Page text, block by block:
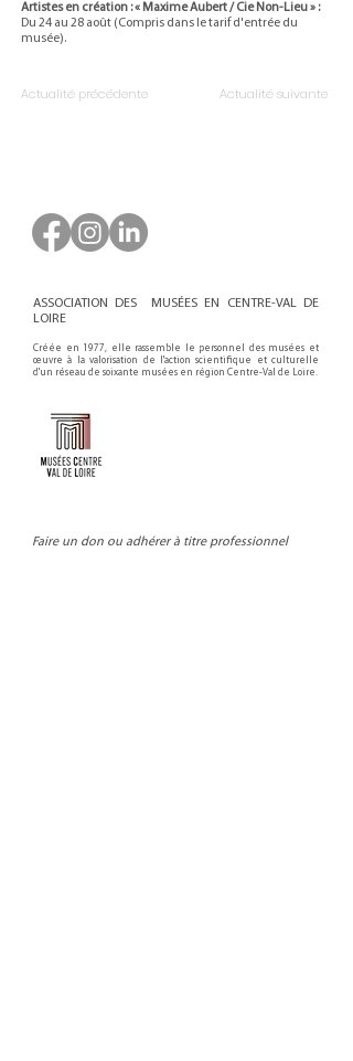
Artistes en création : « Maxime Aubert / Cie Non-Lieu » :
Du 24 au 28 août (Compris dans le tarif d'entrée du
musée).
Actualité précédente Actualité suivante
ASSOCIATION DES MUSÉES EN CENTRE-VAL DE
LOIRE
Créée en 1977, elle rassemble le personnel des musées et
œuvre à la valorisation de l'action scientifique et culturelle
d'un réseau de soixante musées en région Centre-Val de Loire.
Faire un don ou adhérer à titre professionnel